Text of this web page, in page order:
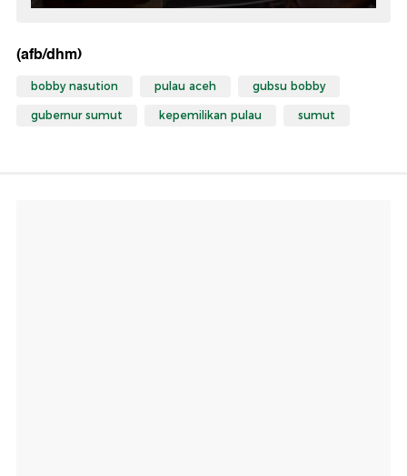
(afb/dhm)
bobby nasution pulau aceh gubsu bobby
gubernur sumut kepemilikan pulau sumut